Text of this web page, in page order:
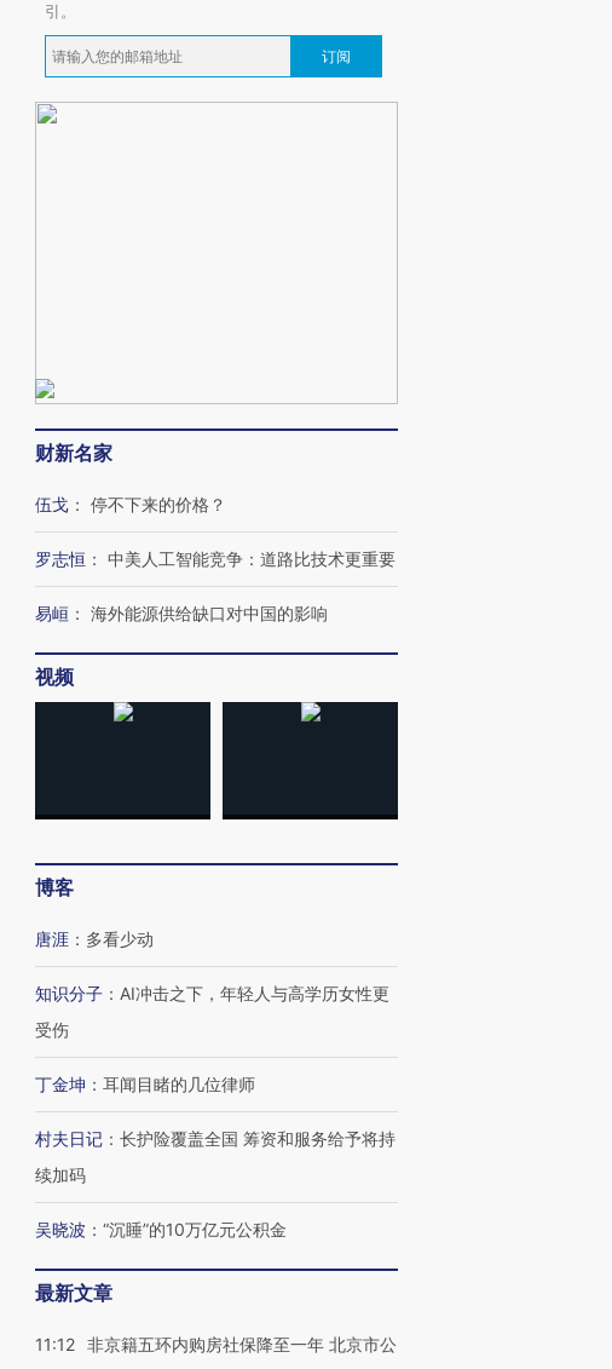
引。
订阅
财新名家
伍戈 ： 停不下来的价格？
罗志恒 ： 中美人工智能竞争：道路比技术更重要
易峘 ： 海外能源供给缺口对中国的影响
视频
博客
唐涯 ： 多看少动
知识分子 ： AI冲击之下，年轻人与高学历女性更
受伤
丁金坤 ： 耳闻目睹的几位律师
村夫日记 ： 长护险覆盖全国 筹资和服务给予将持
续加码
吴晓波 ： “沉睡”的10万亿元公积金
最新文章
11:12 非京籍五环内购房社保降至一年 北京市公